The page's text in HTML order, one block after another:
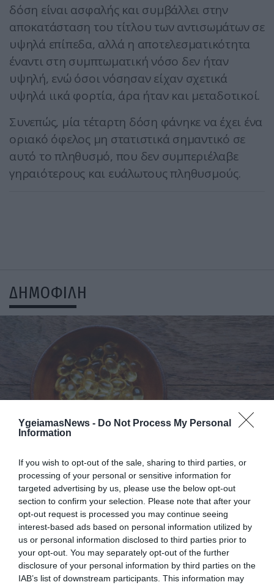
YgeiamasNews - Do Not Process My Personal
Information
If you wish to opt-out of the sale, sharing to third parties, or
processing of your personal or sensitive information for
targeted advertising by us, please use the below opt-out
section to confirm your selection. Please note that after your
opt-out request is processed you may continue seeing
interest-based ads based on personal information utilized by
us or personal information disclosed to third parties prior to
your opt-out. You may separately opt-out of the further
disclosure of your personal information by third parties on the
IAB’s list of downstream participants. This information may
δόση είναι ασφαλής και συμβάλλει στην
αποκατάσταση του τίτλου των αντισωμάτων σε
υψηλά επίπεδα, αλλά η αποτελεσματικότητα
έναντι στη συμπτωματική νόσο δεν ήταν
υψηλή, ενώ όσοι νόσησαν είχαν σχετικά
υψηλά ιικά φορτία, άρα ήταν και μεταδοτικοί.
Συνεπώς, μία τέταρτη δόση φάνηκε να έχει ένα
οριακό όφελος μη στατιστικά σημαντικό σε
αυτό το πληθυσμό, που δεν συμπεριέλαβε
γηραιότερους και ευάλωτους πληθυσμούς.
ΔΗΜΟΦΙΛΗ
ΥΓΕΙΑ
1 προστατεύει από το Αλτχάιμερ